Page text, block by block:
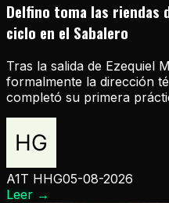
Delfino toma las riendas
ciclo en el Sabalero
Tras la salida de Ezequiel
formalmente la dirección
completó su primera
A1T HHG05-08-2026
Leer →